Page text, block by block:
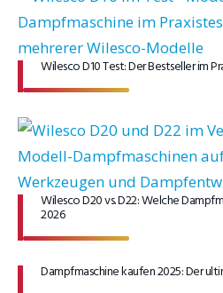
Wilesco D10 Test: Der Bestseller im
Wilesco D20 vs. D22: Welche
2026
Dampfmaschine kaufen 2025: Der